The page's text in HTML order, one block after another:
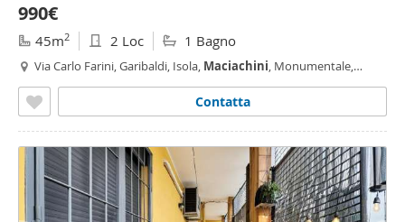
990€
45m2 2 Loc 1 Bagno
Via Carlo Farini, Garibaldi, Isola, Maciachini, Monumentale,
Contatta